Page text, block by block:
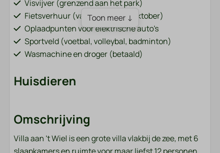
Visvijver (grenzend aan het park)
Fietsverhuur (van 1 april tot 31 oktober)
Oplaadpunten voor elektrische auto's
Sportveld (voetbal, volleybal, badminton)
Wasmachine en droger (betaald)
Huisdieren
Badkamer
Handdoeken
Toon meer ↓
Omschrijving
Villa aan 't Wiel is een grote villa vlakbij de zee, met 6